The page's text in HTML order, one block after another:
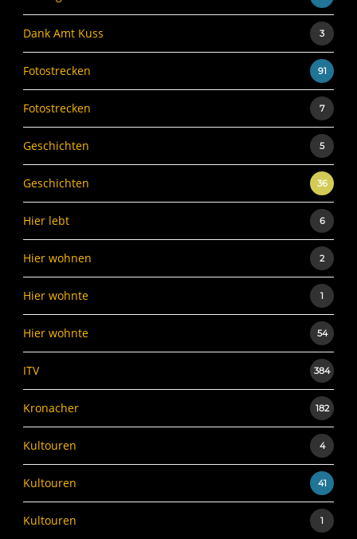
Dank Amt Kuss 3
Fotostrecken 91
Fotostrecken 7
Geschichten 5
Geschichten 36
Hier lebt 6
Hier wohnen 2
Hier wohnte 1
Hier wohnte 54
ITV 384
Kronacher 182
Kultouren 4
Kultouren 41
Kultouren 1